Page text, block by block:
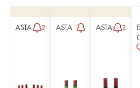
ASTA 2 ASTA ASTA 2